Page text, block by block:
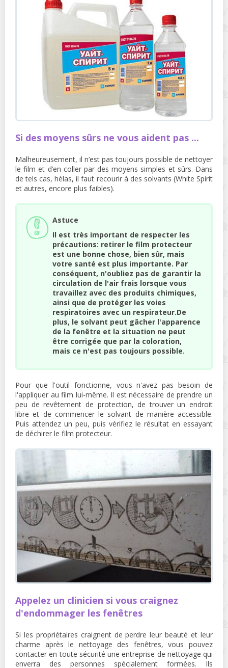
Si des moyens sûrs ne vous aident pas ...
Malheureusement, il n’est pas toujours possible de nettoyer
le film et d’en coller par des moyens simples et sûrs. Dans
de tels cas, hélas, il faut recourir à des solvants (White Spirit
et autres, encore plus faibles).
Astuce
Il est très important de respecter les
précautions: retirer le film protecteur
est une bonne chose, bien sûr, mais
votre santé est plus importante. Par
conséquent, n'oubliez pas de garantir la
circulation de l'air frais lorsque vous
travaillez avec des produits chimiques,
ainsi que de protéger les voies
respiratoires avec un respirateur.De
plus, le solvant peut gâcher l'apparence
de la fenêtre et la situation ne peut
être corrigée que par la coloration,
mais ce n'est pas toujours possible.
Pour que l'outil fonctionne, vous n'avez pas besoin de
l'appliquer au film lui-même. Il est nécessaire de prendre un
peu de revêtement de protection, de trouver un endroit
libre et de commencer le solvant de manière accessible.
Puis attendez un peu, puis vérifiez le résultat en essayant
de déchirer le film protecteur.
Appelez un clinicien si vous craignez
d'endommager les fenêtres
Si les propriétaires craignent de perdre leur beauté et leur
charme après le nettoyage des fenêtres, vous pouvez
contacter en toute sécurité une entreprise de nettoyage qui
enverra des personnes spécialement formées. Ils